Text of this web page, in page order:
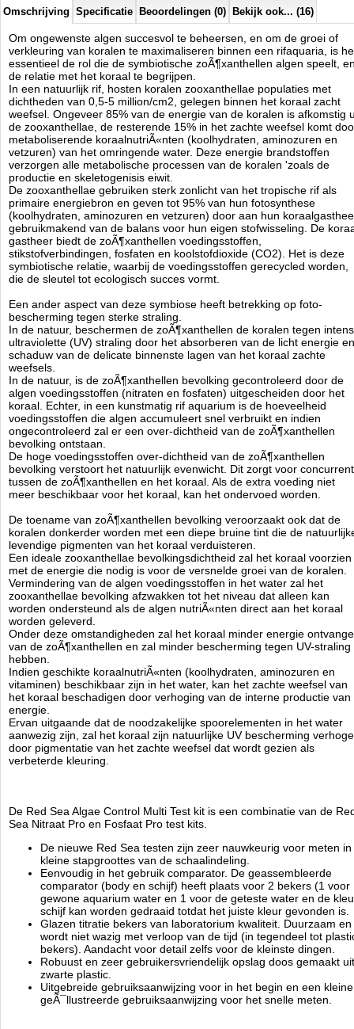
De hoge voedingsstoffen over-dichtheid van de zoÃÂ¶xanthellen
bevolking verstoort het natuurlijk evenwicht. Dit zorgt voor concurrentie
tussen de zoÃÂ¶xanthellen en het koraal. Als de extra voeding niet
meer beschikbaar voor het koraal, kan het ondervoed worden.
De toename van zoÃÂ¶xanthellen bevolking veroorzaakt ook dat de
koralen donkerder worden met een diepe bruine tint die de natuurlijke
levendige pigmenten van het koraal verduisteren.
Een ideale zooxanthellae bevolkingsdichtheid zal het koraal voorzien
met de energie die nodig is voor de versnelde groei van de koralen.
Vermindering van de algen voedingsstoffen in het water zal het
zooxanthellae bevolking afzwakken tot het niveau dat alleen kan
worden ondersteund als de algen nutriÃÂ«nten direct aan het koraal
worden geleverd.
Onder deze omstandigheden zal het koraal minder energie ontvangen
van de zoÃÂ¶xanthellen en zal minder bescherming tegen UV-straling
hebben.
Indien geschikte koraalnutriÃÂ«nten (koolhydraten, aminozuren en
vitaminen) beschikbaar zijn in het water, kan het zachte weefsel van
energie.
Ervan uitgaande dat de noodzakelijke spoorelementen in het water
aanwezig zijn, zal het koraal zijn natuurlijke UV bescherming verhogen
door pigmentatie van het zachte weefsel dat wordt gezien als
verbeterde kleuring.
De Red Sea Algae Control Multi Test kit is een combinatie van de Red
Sea Nitraat Pro en Fosfaat Pro test kits.
De nieuwe Red Sea testen zijn zeer nauwkeurig voor meten in
kleine stapgroottes van de schaalindeling.
Eenvoudig in het gebruik comparator. De geassembleerde
comparator (body en schijf) heeft plaats voor 2 bekers (1 voor
gewone aquarium water en 1 voor de geteste water en de kleur
Glazen titratie bekers van laboratorium kwaliteit. Duurzaam en
wordt niet wazig met verloop van de tijd (in tegendeel tot plastic
bekers). Aandacht voor detail zelfs voor de kleinste dingen.
Robuust en zeer gebruikersvriendelijk opslag doos gemaakt uit
zwarte plastic.
Uitgebreide gebruiksaanwijzing voor in het begin en een kleine
geÃÂ¯llustreerde gebruiksaanwijzing voor het snelle meten.
Inhoud verpakking:
1x Hoogwaardig en stevig plastic opslag doos
1x NO3 A 40ml reagens
1x NO3 B 25g reagens
1x NO3 C 25ml reagens
1x PO4 A 50ml reagens
1x PO4 B 10ml reagens
1x Plastic 5ml spuit
2x Glazen titratie bekers met schroefbaar dop
1x Dubbelzijdig kleur schijf
1x Comparator body
waardes tabel
Algae Element: N-NO3 (Het stikstof gehalte van Nitraat)
Test Type: Comparator
Aantal Tests: 100
Nauwkeurigheid: 0,06 ppm
Resolutie: 0,125 ppm
Meetbereik: 0,06 ppm tot 15 ppm
Algae Element: P-PO4 (Het fosfor gehalte van Fosfaat)
Test Type: Comparator
Aantal Tests: 100
Nauwkeurigheid: 0,014 ppm
Resolutie: 0,02 ppm
Meetbereik : 0,007 ppm tot 1.6 ppm
Omschrijving Specificatie Beoordelingen (0) Bekijk ook... (16)
Om ongewenste algen succesvol te beheersen, en om de groei of
verkleuring van koralen te maximaliseren binnen een rifaquaria, is
essentieel de rol die de symbiotische zoÃ¶xanthellen algen speelt,
de relatie met het koraal te begrijpen.
In een natuurlijk rif, hosten koralen zooxanthellae populaties met
dichtheden van 0,5-5 million/cm2, gelegen binnen het koraal zacht
weefsel. Ongeveer 85% van de energie van de koralen is afkomstig
de zooxanthellae, de resterende 15% in het zachte weefsel komt
metaboliserende koraalnutriÃ«nten (koolhydraten, aminozuren en
vetzuren) van het omringende water. Deze energie brandstoffen
verzorgen alle metabolische processen van de koralen 'zoals de
productie en skeletogenisis eiwit.
De zooxanthellae gebruiken sterk zonlicht van het tropische rif als
primaire energiebron en geven tot 95% van hun fotosynthese
(koolhydraten, aminozuren en vetzuren) door aan hun
gebruikmakend van de balans voor hun eigen stofwisseling. De
gastheer biedt de zoÃ¶xanthellen voedingsstoffen,
stikstofverbindingen, fosfaten en koolstofdioxide (CO2). Het is deze
symbiotische relatie, waarbij de voedingsstoffen gerecycled worden,
die de sleutel tot ecologisch succes vormt.
Een ander aspect van deze symbiose heeft betrekking op foto-
bescherming tegen sterke straling.
In de natuur, beschermen de zoÃ¶xanthellen de koralen tegen
ultraviolette (UV) straling door het absorberen van de licht energie en
schaduw van de delicate binnenste lagen van het koraal zachte
weefsels.
In de natuur, is de zoÃ¶xanthellen bevolking gecontroleerd door de
algen voedingsstoffen (nitraten en fosfaten) uitgescheiden door het
koraal. Echter, in een kunstmatig rif aquarium is de hoeveelheid
voedingsstoffen die algen accumuleert snel verbruikt en indien
ongecontroleerd zal er een over-dichtheid van de zoÃ¶xanthellen
bevolking ontstaan.
De hoge voedingsstoffen over-dichtheid van de zoÃ¶xanthellen
bevolking verstoort het natuurlijk evenwicht. Dit zorgt voor
tussen de zoÃ¶xanthellen en het koraal. Als de extra voeding niet
meer beschikbaar voor het koraal, kan het ondervoed worden.
De toename van zoÃ¶xanthellen bevolking veroorzaakt ook dat de
koralen donkerder worden met een diepe bruine tint die de
levendige pigmenten van het koraal verduisteren.
Een ideale zooxanthellae bevolkingsdichtheid zal het koraal voorzien
met de energie die nodig is voor de versnelde groei van de koralen.
Vermindering van de algen voedingsstoffen in het water zal het
zooxanthellae bevolking afzwakken tot het niveau dat alleen kan
worden ondersteund als de algen nutriÃ«nten direct aan het koraal
worden geleverd.
Onder deze omstandigheden zal het koraal minder energie
van de zoÃ¶xanthellen en zal minder bescherming tegen UV-straling
hebben.
Indien geschikte koraalnutriÃ«nten (koolhydraten, aminozuren en
vitaminen) beschikbaar zijn in het water, kan het zachte weefsel van
het koraal beschadigen door verhoging van de interne productie van
energie.
Ervan uitgaande dat de noodzakelijke spoorelementen in het water
aanwezig zijn, zal het koraal zijn natuurlijke UV bescherming
door pigmentatie van het zachte weefsel dat wordt gezien als
verbeterde kleuring.
De Red Sea Algae Control Multi Test kit is een combinatie van de
Sea Nitraat Pro en Fosfaat Pro test kits.
De nieuwe Red Sea testen zijn zeer nauwkeurig voor meten in
kleine stapgroottes van de schaalindeling.
Eenvoudig in het gebruik comparator. De geassembleerde
comparator (body en schijf) heeft plaats voor 2 bekers (1 voor
gewone aquarium water en 1 voor de geteste water en de
schijf kan worden gedraaid totdat het juiste kleur gevonden is.
Glazen titratie bekers van laboratorium kwaliteit. Duurzaam en
wordt niet wazig met verloop van de tijd (in tegendeel tot
bekers). Aandacht voor detail zelfs voor de kleinste dingen.
Robuust en zeer gebruikersvriendelijk opslag doos gemaakt uit
zwarte plastic.
Uitgebreide gebruiksaanwijzing voor in het begin en een kleine
geÃ¯llustreerde gebruiksaanwijzing voor het snelle meten.